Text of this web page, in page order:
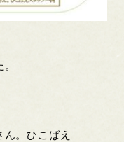
。ひこばえ